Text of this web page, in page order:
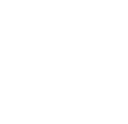
de
del lugar de